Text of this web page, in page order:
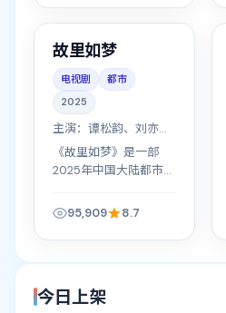
缉双线并进，信任与背
物成长与情感纠葛为主
线推进叙事。剧情...
中国 热播
故里如梦
电视剧
都市
2025
主演： 谭松韵、刘亦
菲、黄渤、宋轶
《故里如梦》是一部
2025年中国大陆都市题
导，谭松韵、刘亦菲、
暗流涌动，一个决定往
往牵动全局命运，以人
线推进叙事。服化...
95,909 8.7
今日上架